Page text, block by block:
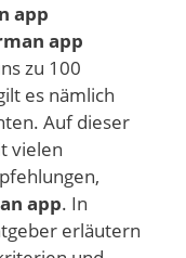
app
app
zu 100
es nämlich
Auf dieser
vielen
app. In
erläutern